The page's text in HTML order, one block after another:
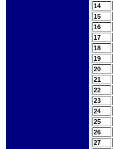
14
15
16
17
18
19
20
21
22
23
24
25
26
27